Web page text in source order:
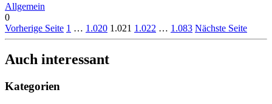
Allgemein
0
Vorherige Seite 1 … 1.020 1.021 1.022 … 1.083 Nächste Seite
Auch interessant
Kategorien